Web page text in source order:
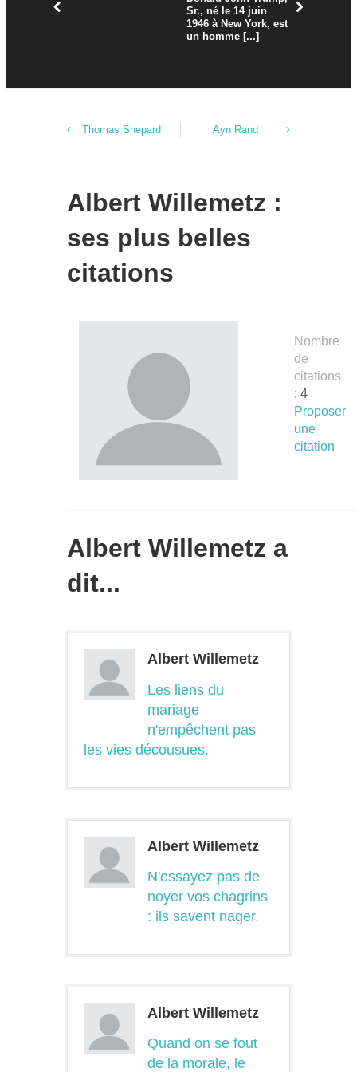
Sr., né le 14 juin
1946 à New York, est
un homme [...]
Thomas Shepard Ayn Rand
Albert Willemetz :
ses plus belles
citations
Nombre
de
citations
: 4
Proposer
une
citation
Albert Willemetz a
dit...
Albert Willemetz
Les liens du
mariage
n'empêchent pas
les vies décousues.
Albert Willemetz
N'essayez pas de
noyer vos chagrins
: ils savent nager.
Albert Willemetz
Quand on se fout
de la morale, le